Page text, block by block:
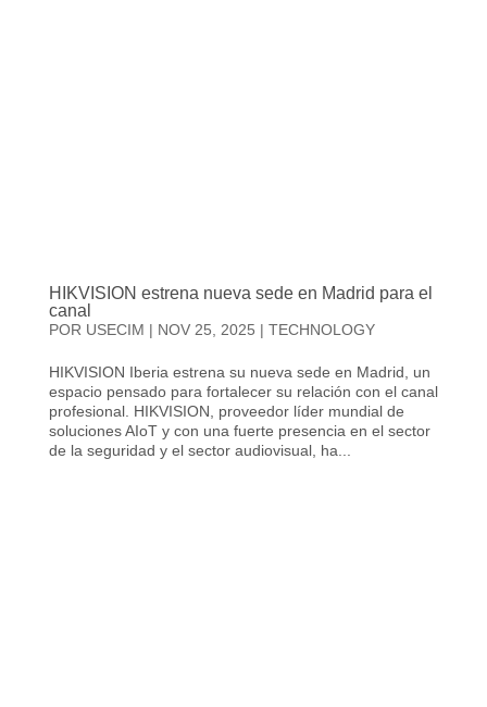
HIKVISION estrena nueva sede en Madrid para el
canal
POR USECIM | NOV 25, 2025 | TECHNOLOGY
HIKVISION Iberia estrena su nueva sede en Madrid, un
espacio pensado para fortalecer su relación con el canal
profesional. HIKVISION, proveedor líder mundial de
soluciones AIoT y con una fuerte presencia en el sector
de la seguridad y el sector audiovisual, ha...